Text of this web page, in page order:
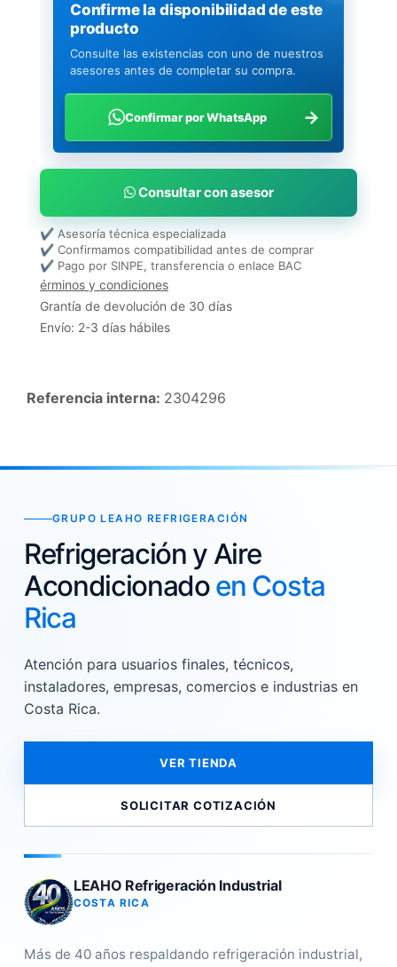
Confirme la disponibilidad de este
producto
Consulte las existencias con uno de nuestros
asesores antes de completar su compra.
Confirmar por WhatsApp →
Consultar con asesor
✔ Asesoría técnica especializada
✔ Confirmamos compatibilidad antes de comprar
✔ Pago por SINPE, transferencia o enlace BAC
érminos y condiciones
Grantía de devolución de 30 días
Envío: 2-3 días hábiles
Referencia interna: 2304296
GRUPO LEAHO REFRIGERACIÓN
Refrigeración y Aire
Acondicionadoen Costa
Rica
Atención para usuarios finales, técnicos,
instaladores, empresas, comercios e industrias en
Costa Rica.
VER TIENDA
SOLICITAR COTIZACIÓN
LEAHO Refrigeración Industrial
COSTA RICA
Más de 40 años respaldando refrigeración industrial,